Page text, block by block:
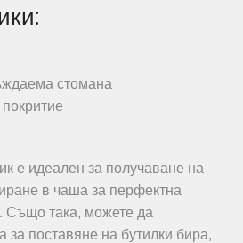
стомана
е идеален за получаване на
в чаша за перфектна
Също така, можете да
за поставяне на бутилки бира,